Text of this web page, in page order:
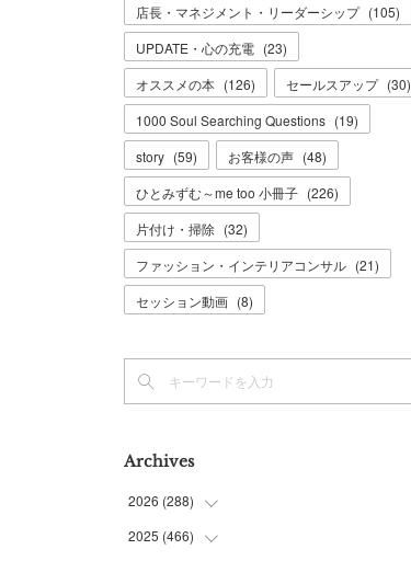
店長・マネジメント・リーダーシップ (105)
UPDATE・心の充電 (23)
オススメの本 (126) セールスアップ (30)
1000 Soul Searching Questions (19)
story (59) お客様の声 (48)
ひとみずむ～me too 小冊子 (226)
片付け・掃除 (32)
ファッション・インテリアコンサル (21)
セッション動画 (8)
Archives
2026 (288)
(9)
2025 (466)